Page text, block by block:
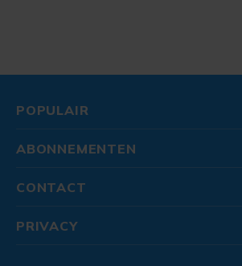
POPULAIR
ABONNEMENTEN
CONTACT
PRIVACY